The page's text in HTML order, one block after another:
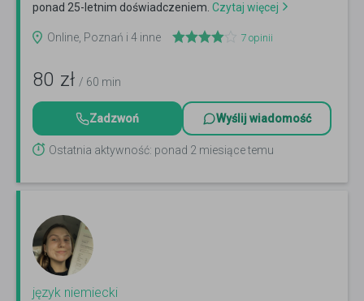
ponad 25-letnim doświadczeniem. Czytaj więcej
Online, Poznań i 4 inne 7 opinii
80 zł / 60 min
Zadzwoń Wyślij wiadomość
Ostatnia aktywność: ponad 2 miesiące temu
język niemiecki